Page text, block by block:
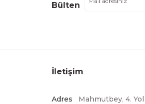
Bülten
İletişim
Adres
Mahmutbey, 4. Yol